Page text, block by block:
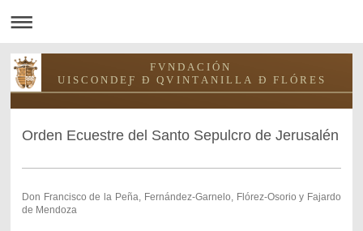
F V N D A C I Ó N
U I S C O N D E Ƒ Ð Q V I N T A N I L L A Ð F L Ó R E S
Orden Ecuestre del Santo Sepulcro de Jerusalén
Don Francisco de la Peña, Fernández-Garnelo, Flórez-Osorio y Fajardo
de Mendoza